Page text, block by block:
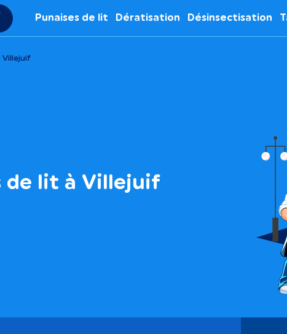
Punaises de lit Dératisation Désinsectisation
Villejuif
de lit à Villejuif